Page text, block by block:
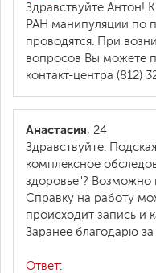
Здравствуйте Антон!
РАН манипуляции по
проводятся. При
вопросов Вы можете
контакт-центра (812)
Анастасия, 24
Здравствуйте.
комплексное
здоровье"? Возможно
Справку на работу
происходит запись и
Заранее благодарю за
Ответ: